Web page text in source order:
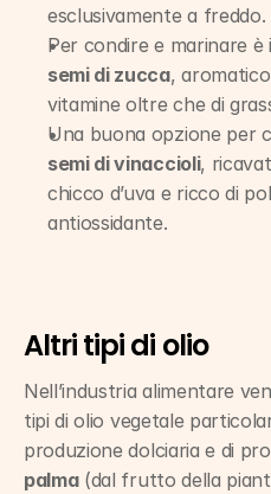
esclusivamente a freddo.
Per condire e marinare è
semi di zucca,
vitamine oltre che di
Una buona opzione per
semi di vinaccioli,
chicco d’uva e ricco di
antiossidante.
Altri tipi di olio
Nell’industria alimentare
tipi di olio vegetale
produzione dolciaria e di
palma (dal frutto della